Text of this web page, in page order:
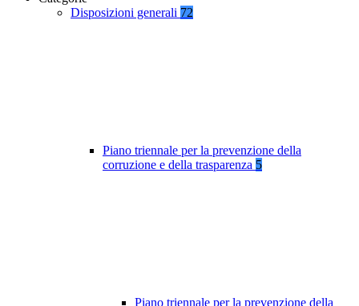
Disposizioni generali 72
Piano triennale per la prevenzione della
corruzione e della trasparenza 5
Piano triennale per la prevenzione della